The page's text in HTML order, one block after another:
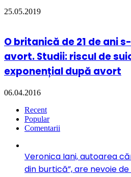
25.05.2019
O britanică de 21 de ani
avort. Studii: riscul de
exponențial după avort
06.04.2016
Recent
Popular
Comentarii
Veronica Iani, autoarea
din burtică”, are nevoie de